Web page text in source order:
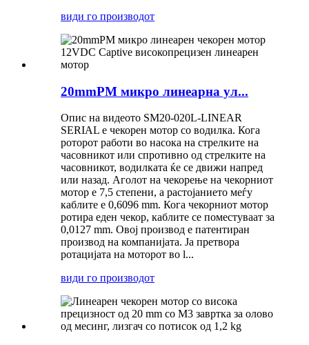
види го производот
20mmPM микро линеарна ул...
Опис на видеото SM20-020L-LINEAR
SERIAL е чекорен мотор со водилка. Кога
роторот работи во насока на стрелките на
часовникот или спротивно од стрелките на
часовникот, водилката ќе се движи напред
или назад. Аголот на чекорење на чекорниот
мотор е 7,5 степени, а растојанието меѓу
каблите е 0,6096 mm. Кога чекорниот мотор
ротира еден чекор, каблите се поместуваат за
0,0127 mm. Овој производ е патентиран
производ на компанијата. Ја претвора
ротацијата на моторот во l...
види го производот